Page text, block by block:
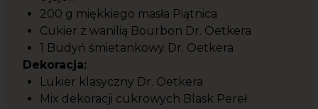
200 g miękkiego masła Piątnica
Cukier z wanilią Bourbon Dr. Oetkera
1 Budyń śmietankowy Dr. Oetkera
Dekoracja:
Lukier klasyczny Dr. Oetkera
Mix dekoracji cukrowych Blask Pereł